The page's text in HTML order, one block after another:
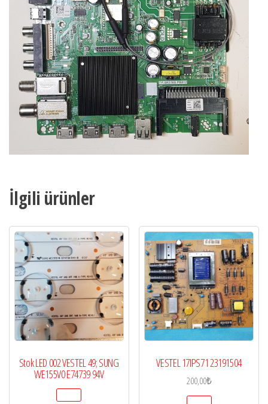
İlgili ürünler
Stok LED 002 VESTEL 49; SUNG
WE155V0 E74739 94V
VESTEL 17IPS71 23191504
200,00₺